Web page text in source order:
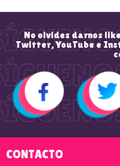
No olvides darnos
Twitter, YouTube e
CONTACTO